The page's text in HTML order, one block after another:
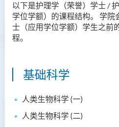
以下是护理学（荣誉）学士 /
学位学额）的课程结构。
学院
士（应用学位学额） 学生之前
程。
基础科学
人类生物科学 (一)
人类生物科学 (二)
语言
语文